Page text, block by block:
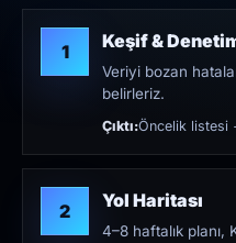
1 Keşif &
Veriyi bozan
belirleriz.
Çıktı:Öncelik listesi
2 Yol Haritası
4–8 haftalık